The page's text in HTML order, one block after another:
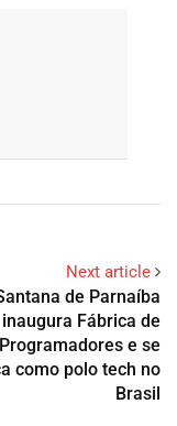
Next article
de Parnaíba
inaugura Fábrica de
Programadores e se
como polo tech no
Brasil